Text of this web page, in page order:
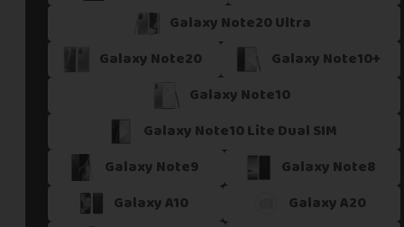
Galaxy Note20 Ultra
Galaxy Note20
Galaxy Note10+
Galaxy Note10
Galaxy Note10 Lite Dual SIM
Galaxy Note9
Galaxy Note8
Galaxy A10
Galaxy A20